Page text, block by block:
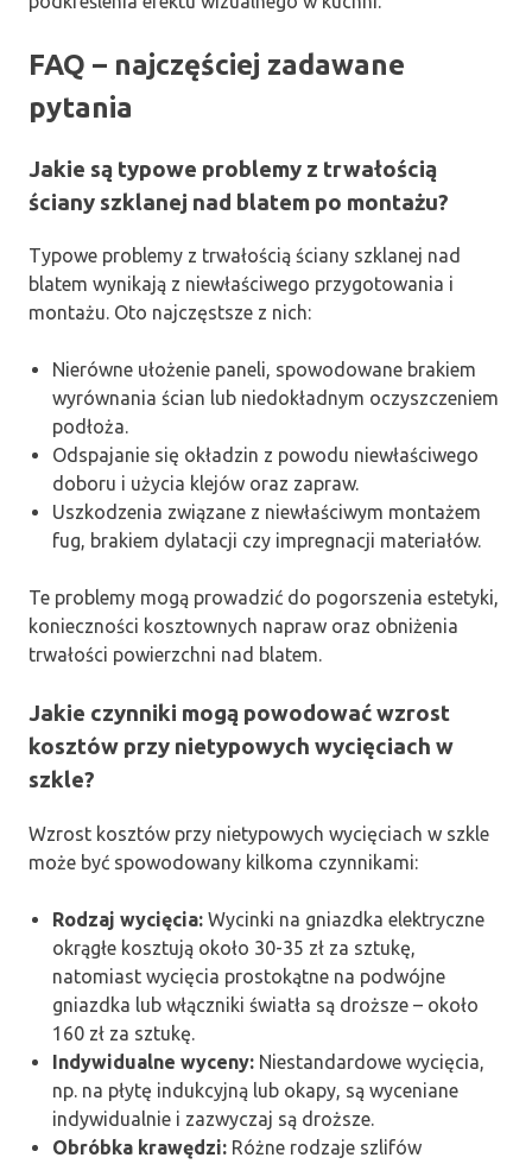
FAQ – najczęściej zadawane
pytania
Jakie są typowe problemy z trwałością
ściany szklanej nad blatem po montażu?
Typowe problemy z trwałością ściany szklanej nad
blatem wynikają z niewłaściwego przygotowania i
montażu. Oto najczęstsze z nich:
Nierówne ułożenie paneli, spowodowane brakiem
wyrównania ścian lub niedokładnym oczyszczeniem
podłoża.
Odspajanie się okładzin z powodu niewłaściwego
doboru i użycia klejów oraz zapraw.
Uszkodzenia związane z niewłaściwym montażem
fug, brakiem dylatacji czy impregnacji materiałów.
Te problemy mogą prowadzić do pogorszenia estetyki,
konieczności kosztownych napraw oraz obniżenia
trwałości powierzchni nad blatem.
Jakie czynniki mogą powodować wzrost
kosztów przy nietypowych wycięciach w
szkle?
Wzrost kosztów przy nietypowych wycięciach w szkle
może być spowodowany kilkoma czynnikami:
Rodzaj wycięcia: Wycinki na gniazdka elektryczne
okrągłe kosztują około 30-35 zł za sztukę,
natomiast wycięcia prostokątne na podwójne
gniazdka lub włączniki światła są droższe – około
160 zł za sztukę.
Indywidualne wyceny: Niestandardowe wycięcia,
np. na płytę indukcyjną lub okapy, są wyceniane
indywidualnie i zazwyczaj są droższe.
Obróbka krawędzi: Różne rodzaje szlifów